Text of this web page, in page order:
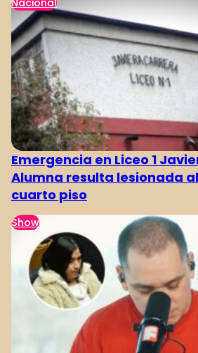
Nacional
Emergencia en Liceo 1
Alumna resulta lesionada
cuarto piso
Show